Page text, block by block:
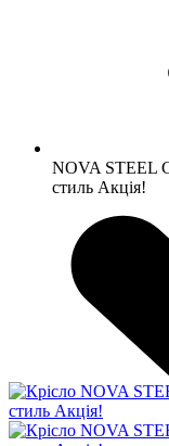
NOVA STEEL
стиль Акція!